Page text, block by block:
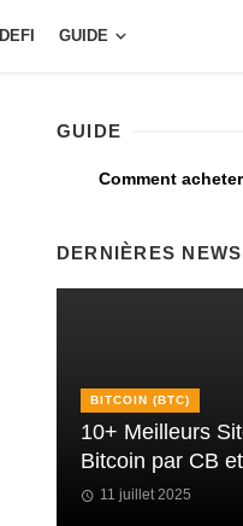
DEFI GUIDE
GUIDE
Comment
DERNIÈRES NEWS
BITCOIN (BTC)
10+ Meilleurs
Bitcoin par CB
11 juillet 2025